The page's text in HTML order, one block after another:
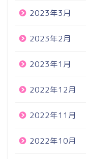
2023年3月
2023年2月
2023年1月
2022年12月
2022年11月
2022年10月